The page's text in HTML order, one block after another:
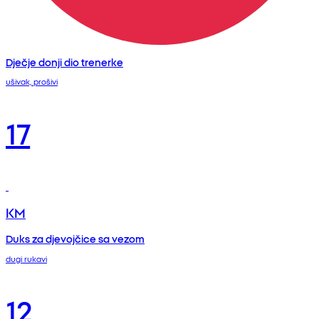
Dječje donji dio trenerke
ušivak, prošivi
17
KM
Duks za djevojčice sa vezom
dugi rukavi
12